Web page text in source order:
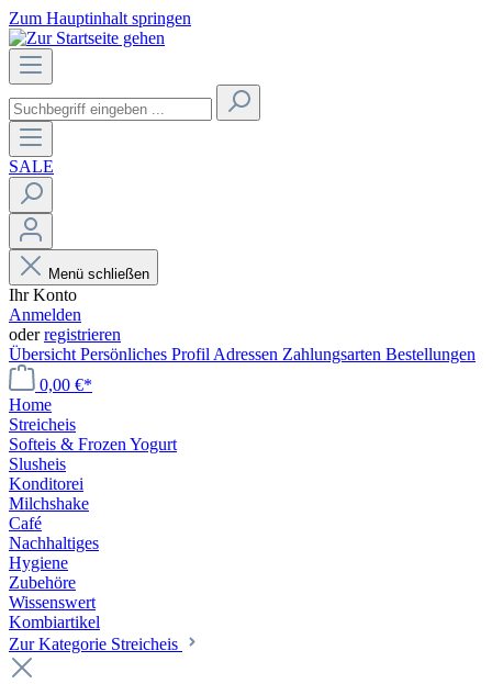
Zum Hauptinhalt springen
SALE
Menü schließen
Ihr Konto
Anmelden
oderregistrieren
Übersicht Persönliches Profil Adressen Zahlungsarten Bestellungen
0,00 €*
Home
Streicheis
Softeis & Frozen Yogurt
Slusheis
Konditorei
Milchshake
Café
Nachhaltiges
Hygiene
Zubehöre
Wissenswert
Kombiartikel
Zur Kategorie Streicheis